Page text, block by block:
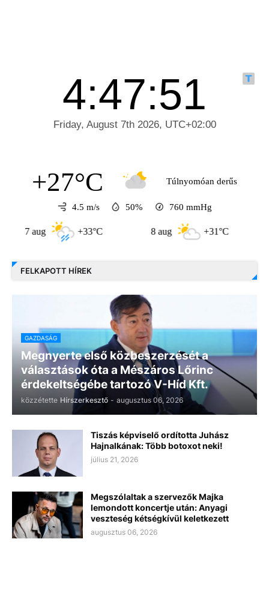
+27°C Túlnyomóan derűs
4.5 m/s 50% 760 mmHg
+33°C +31°C
FELKAPOTT HÍREK
GAZDASÁG
Megnyerte első közbeszerzését a
választások óta a Mészáros Lőrinc
érdekeltségébe tartozó V-Híd Kft.
közzétette Hírszerkesztő - augusztus 06, 2026
Tiszás képviselő ordította Juhász
Hajnalkának: Több botoxot neki!
július 21, 2026
Megszólaltak a szervezők Majka
lemondott koncertje után: Anyagi
veszteség kétségkívül keletkezett
augusztus 06, 2026